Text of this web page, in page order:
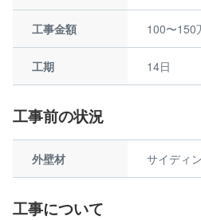
工事金額 100〜150
工期 14日
工事前の状況
外壁材 サイディ
工事について